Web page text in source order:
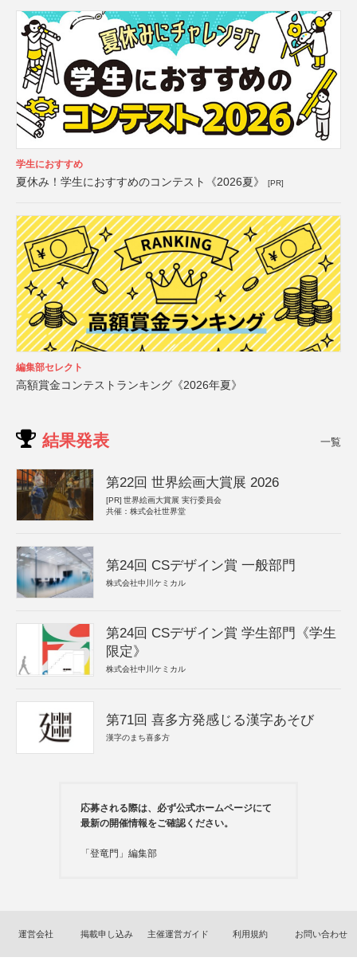
学生におすすめ
夏休み！学生におすすめのコンテスト《2026夏》 [PR]
編集部セレクト
高額賞金コンテストランキング《2026年夏》
結果発表 一覧
第22回 世界絵画大賞展 2026
[PR] 世界絵画大賞展 実行委員会
共催：株式会社世界堂
第24回 CSデザイン賞 一般部門
株式会社中川ケミカル
第24回 CSデザイン賞 学生部門《学生
限定》
株式会社中川ケミカル
第71回 喜多方発感じる漢字あそび
漢字のまち喜多方
応募される際は、必ず公式ホームページにて
最新の開催情報をご確認ください。
「登竜門」編集部
運営会社 掲載申し込み 主催運営ガイド 利用規約 お問い合わせ